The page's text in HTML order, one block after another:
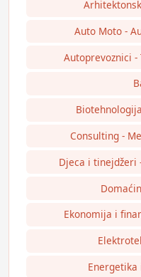
Auto Moto -
Autoprevoznici
Consulting -
Djeca i tinejdžeri
Ekonomija i